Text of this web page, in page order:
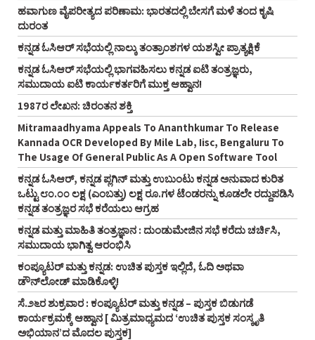
ಹವಾಗುಣ ವೈಪರೀತ್ಯದ ಪರಿಣಾಮ: ಭಾರತದಲ್ಲಿ ಬೇಸಗೆ ಮಳೆ ತಂದ ಕೃಷಿ
ದುರಂತ
ಕನ್ನಡ ಓಸಿಆರ್‌ ಸಭೆಯಲ್ಲಿ ನಾಲ್ಕು ತಂತ್ರಾಂಶಗಳ ಯಶಸ್ವೀ ಪ್ರಾತ್ಯಕ್ಷಿಕೆ
ಕನ್ನಡ ಓಸಿಆರ್‌ ಸಭೆಯಲ್ಲಿ ಭಾಗವಹಿಸಲು ಕನ್ನಡ ಐಟಿ ತಂತ್ರಜ್ಞರು,
ಸಮುದಾಯ ಐಟಿ ಕಾರ್ಯಕರ್ತರಿಗೆ ಮುಕ್ತ ಆಹ್ವಾನ!
1987ರ ಲೇಖನ: ಚಿರಂತನ ಶಕ್ತಿ
Mitramaadhyama Appeals To Ananthkumar To Release
Kannada OCR Developed By Mile Lab, Iisc, Bengaluru To
The Usage Of General Public As A Open Software Tool
ಕನ್ನಡ ಓಸಿಆರ್‌, ಕನ್ನಡ ಪ್ಲಗಿನ್‌ ಮತ್ತು ಉಬುಂಟು ಕನ್ನಡ ಅನುವಾದ ಕುರಿತ
ಒಟ್ಟು ೮೦.೦೦ ಲಕ್ಷ (ಎಂಬತ್ತು) ಲಕ್ಷ ರೂ.ಗಳ ಟೆಂಡರನ್ನು ಕೂಡಲೇ ರದ್ದುಪಡಿಸಿ
ಕನ್ನಡ ತಂತ್ರಜ್ಞರ ಸಭೆ ಕರೆಯಲು ಆಗ್ರಹ
ಕನ್ನಡ ಮತ್ತು ಮಾಹಿತಿ ತಂತ್ರಜ್ಞಾನ : ದುಂಡುಮೇಜಿನ ಸಭೆ ಕರೆದು ಚರ್ಚಿಸಿ,
ಸಮುದಾಯ ಭಾಗಿತ್ವ ಆರಂಭಿಸಿ
ಕಂಪ್ಯೂಟರ್‌ ಮತ್ತು ಕನ್ನಡ: ಉಚಿತ ಪುಸ್ತಕ ಇಲ್ಲಿದೆ, ಓದಿ ಅಥವಾ
ಡೌನ್‌ಲೋಡ್‌ ಮಾಡಿಕೊಳ್ಳಿ!
ಸೆ.೨೬ರ ಶುಕ್ರವಾರ : ಕಂಪ್ಯೂಟರ್‌ ಮತ್ತು ಕನ್ನಡ – ಪುಸ್ತಕ ಬಿಡುಗಡೆ
ಕಾರ್ಯಕ್ರಮಕ್ಕೆ ಆಹ್ವಾನ [ ಮಿತ್ರಮಾಧ್ಯಮದ ‘ಉಚಿತ ಪುಸ್ತಕ ಸಂಸ್ಕೃತಿ
ಅಭಿಯಾನ’ದ ಮೊದಲ ಪುಸ್ತಕ]